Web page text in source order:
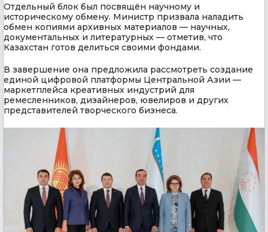
Отдельный блок был посвящён научному и
историческому обмену. Министр призвала наладить
обмен копиями архивных материалов — научных,
документальных и литературных — отметив, что
Казахстан готов делиться своими фондами.
В завершение она предложила рассмотреть создание
единой цифровой платформы Центральной Азии —
маркетплейса креативных индустрий для
ремесленников, дизайнеров, ювелиров и других
представителей творческого бизнеса.